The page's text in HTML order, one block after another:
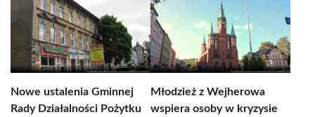
Nowe ustalenia Gminnej
Rady Działalności Pożytku
Młodzież z Wejherowa
wspiera osoby w kryzysie